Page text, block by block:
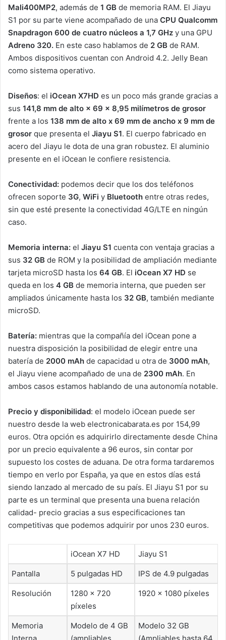
Mali400MP2, además de 1 GB de memoria RAM. El Jiayu
S1 por su parte viene acompañado de una CPU Qualcomm
Snapdragon 600 de cuatro núcleos a 1,7 GHz y una GPU
Adreno 320. En este caso hablamos de 2 GB de RAM.
Ambos dispositivos cuentan con Android 4.2. Jelly Bean
como sistema operativo.
Diseños: el iOcean X7HD es un poco más grande gracias a
sus 141,8 mm de alto × 69 × 8,95 milímetros de grosor
frente a los 138 mm de alto x 69 mm de ancho x 9 mm de
grosor que presenta el Jiayu S1. El cuerpo fabricado en
acero del Jiayu le dota de una gran robustez. El aluminio
presente en el iOcean le confiere resistencia.
Conectividad: podemos decir que los dos teléfonos
ofrecen soporte 3G, WiFi y Bluetooth entre otras redes,
sin que esté presente la conectividad 4G/LTE en ningún
caso.
Memoria interna: el Jiayu S1 cuenta con ventaja gracias a
sus 32 GB de ROM y la posibilidad de ampliación mediante
tarjeta microSD hasta los 64 GB. El iOcean X7 HD se
queda en los 4 GB de memoria interna, que pueden ser
ampliados únicamente hasta los 32 GB, también mediante
microSD.
Batería: mientras que la compañía del iOcean pone a
nuestra disposición la posibilidad de elegir entre una
batería de 2000 mAh de capacidad u otra de 3000 mAh,
el Jiayu viene acompañado de una de 2300 mAh. En
ambos casos estamos hablando de una autonomía notable.
Precio y disponibilidad: el modelo iOcean puede ser
nuestro desde la web electronicabarata.es por 154,99
euros. Otra opción es adquirirlo directamente desde China
por un precio equivalente a 96 euros, sin contar por
supuesto los costes de aduana. De otra forma tardaremos
tiempo en verlo por España, ya que en estos días está
siendo lanzado al mercado de su país. El Jiayu S1 por su
parte es un terminal que presenta una buena relación
calidad- precio gracias a sus especificaciones tan
competitivas que podemos adquirir por unos 230 euros.
iOcean X7 HD Jiayu S1
Pantalla 5 pulgadas HD IPS de 4.9 pulgadas
Resolución
1280 x 720
píxeles
1920 × 1080 píxeles
Memoria
Modelo de 4 GB
Modelo 32 GB